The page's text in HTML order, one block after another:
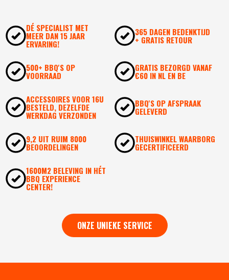
DÉ SPECIALIST MET
MEER DAN 15 JAAR
ERVARING!
365 DAGEN BEDENKTIJD
+ GRATIS RETOUR
500+ BBQ'S OP
VOORRAAD
GRATIS BEZORGD VANAF
€60 IN NL EN BE
ACCESSOIRES VOOR 16U
BESTELD, DEZELFDE
WERKDAG VERZONDEN
BBQ'S OP AFSPRAAK
GELEVERD
9,2 UIT RUIM 8000
BEOORDELINGEN
THUISWINKEL WAARBORG
GECERTIFICEERD
1600M2 BELEVING IN HÉT
BBQ EXPERIENCE
CENTER!
ONZE UNIEKE SERVICE